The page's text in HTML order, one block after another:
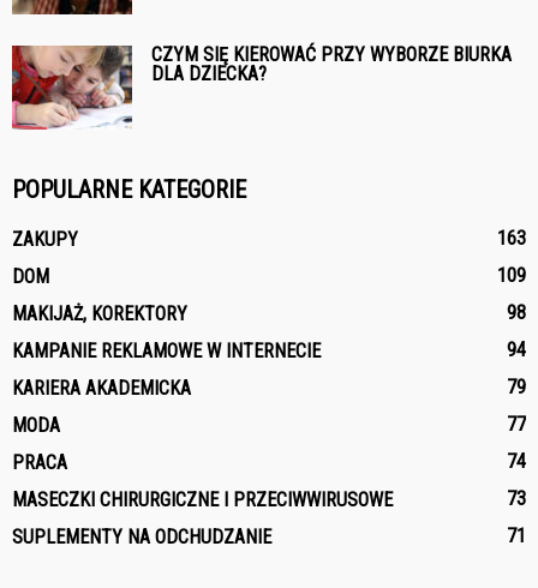
CZYM SIĘ KIEROWAĆ PRZY WYBORZE BIURKA
DLA DZIECKA?
POPULARNE KATEGORIE
ZAKUPY
163
DOM
109
MAKIJAŻ, KOREKTORY
98
KAMPANIE REKLAMOWE W INTERNECIE
94
KARIERA AKADEMICKA
79
MODA
77
PRACA
74
MASECZKI CHIRURGICZNE I PRZECIWWIRUSOWE
73
SUPLEMENTY NA ODCHUDZANIE
71